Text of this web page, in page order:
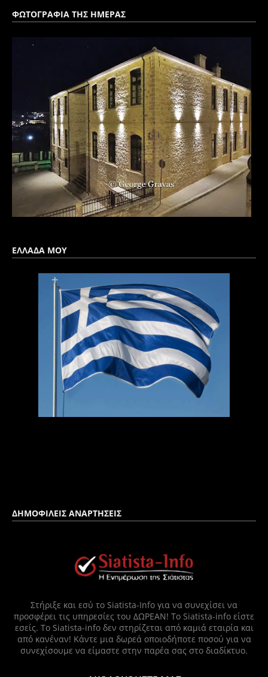
ΦΩΤΟΓΡΑΦΙΑ ΤΗΣ ΗΜΕΡΑΣ
ΕΛΛΑΔΑ ΜΟΥ
ΔΗΜΟΦΙΛΕΙΣ ΑΝΑΡΤΗΣΕΙΣ
Στήριξε και εσύ το Siatista-Info για να συνεχίσει να
προσφέρει τις υπηρεσίες του ΔΩΡΕΑΝ! Το Siatista-info είστε
εσείς. Το Siatista-info δεν στηρίζεται από καμιά εταιρία και
από κανέναν! Κάντε μια δωρεά οποιοδήποτε ποσού για να
συνεχίσουμε να είμαστε στην παρέα σας στο διαδίκτυο.